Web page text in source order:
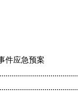
件应急预案